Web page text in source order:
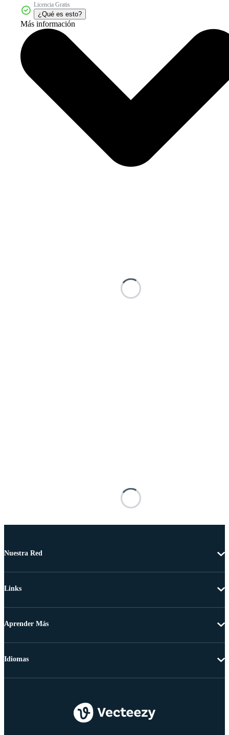
Licencia Gratis
¿Qué es esto?
Más información
Nuestra Red
Links
Aprender Más
Idiomas